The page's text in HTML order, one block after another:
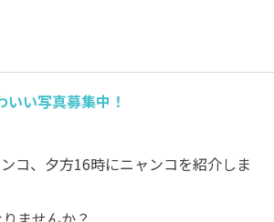
いい写真募集中！
コ、夕方16時にニャンコを紹介しま